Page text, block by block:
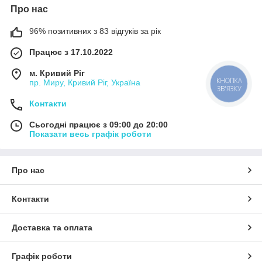
Про нас
96% позитивних з 83 відгуків за рік
Працює з 17.10.2022
м. Кривий Ріг
пр. Миру, Кривий Ріг, Україна
Контакти
Сьогодні працює з 09:00 до 20:00
Показати весь графік роботи
Про нас
Контакти
Доставка та оплата
Графік роботи
КНОПКА
ЗВ'ЯЗКУ